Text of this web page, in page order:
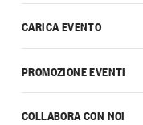
CARICA EVENTO
PROMOZIONE EVENTI
COLLABORA CON NOI